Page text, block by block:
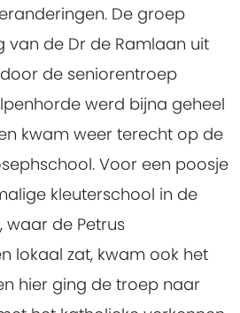
De groep
de Dr de Ramlaan uit
de seniorentroep
werd bijna geheel
kwam weer terecht op de
Voor een poosje
kleuterschool in de
waar de Petrus
lokaal zat, kwam ook het
hier ging de troep naar